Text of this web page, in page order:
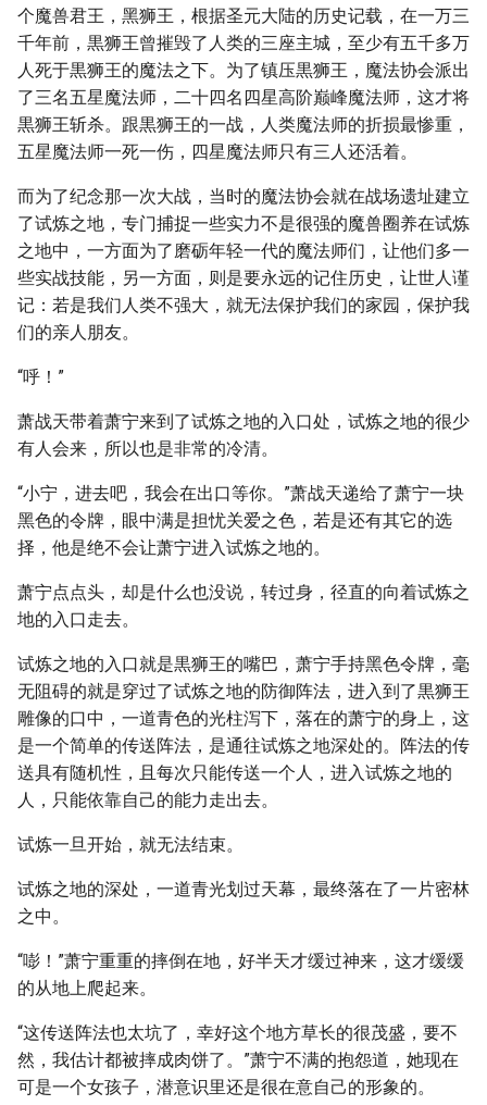
个魔兽君王，黑狮王，根据圣元大陆的历史记载，在一万三
千年前，黒狮王曾摧毁了人类的三座主城，至少有五千多万
人死于黒狮王的魔法之下。为了镇压黒狮王，魔法协会派出
了三名五星魔法师，二十四名四星高阶巅峰魔法师，这才将
黒狮王斩杀。跟黒狮王的一战，人类魔法师的折损最惨重，
五星魔法师一死一伤，四星魔法师只有三人还活着。
而为了纪念那一次大战，当时的魔法协会就在战场遗址建立
了试炼之地，专门捕捉一些实力不是很强的魔兽圈养在试炼
之地中，一方面为了磨砺年轻一代的魔法师们，让他们多一
些实战技能，另一方面，则是要永远的记住历史，让世人谨
记：若是我们人类不强大，就无法保护我们的家园，保护我
们的亲人朋友。
“呼！”
萧战天带着萧宁来到了试炼之地的入口处，试炼之地的很少
有人会来，所以也是非常的冷清。
“小宁，进去吧，我会在出口等你。”萧战天递给了萧宁一块
黑色的令牌，眼中满是担忧关爱之色，若是还有其它的选
择，他是绝不会让萧宁进入试炼之地的。
萧宁点点头，却是什么也没说，转过身，径直的向着试炼之
地的入口走去。
试炼之地的入口就是黒狮王的嘴巴，萧宁手持黑色令牌，毫
无阻碍的就是穿过了试炼之地的防御阵法，进入到了黒狮王
雕像的口中，一道青色的光柱泻下，落在的萧宁的身上，这
是一个简单的传送阵法，是通往试炼之地深处的。阵法的传
送具有随机性，且每次只能传送一个人，进入试炼之地的
人，只能依靠自己的能力走出去。
试炼一旦开始，就无法结束。
试炼之地的深处，一道青光划过天幕，最终落在了一片密林
之中。
“嘭！”萧宁重重的摔倒在地，好半天才缓过神来，这才缓缓
的从地上爬起来。
“这传送阵法也太坑了，幸好这个地方草长的很茂盛，要不
然，我估计都被摔成肉饼了。”萧宁不满的抱怨道，她现在
可是一个女孩子，潜意识里还是很在意自己的形象的。